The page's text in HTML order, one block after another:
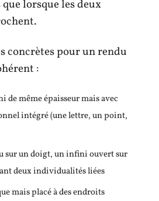
lorsque les deux
concrètes pour un rendu
:
de même épaisseur mais avec
intégré (une lettre, un point,
un doigt, un infini ouvert sur
deux individualités liées
mais placé à des endroits